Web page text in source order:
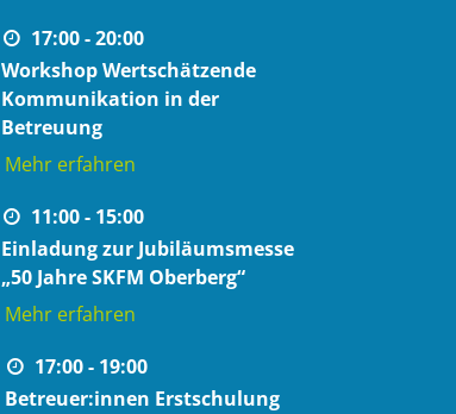
17:00 - 20:00
Workshop Wertschätzende
Kommunikation in der
Betreuung
Mehr erfahren
11:00 - 15:00
Einladung zur Jubiläumsmesse
„50 Jahre SKFM Oberberg“
Mehr erfahren
17:00 - 19:00
Betreuer:innen Erstschulung